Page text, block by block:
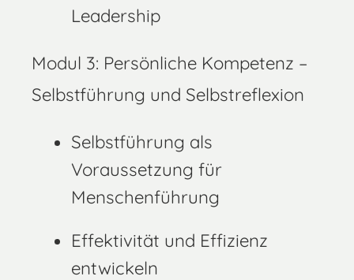
Leadership
Modul 3: Persönliche Kompetenz –
Selbstführung und Selbstreflexion
Selbstführung als
Voraussetzung für
Menschenführung
Effektivität und Effizienz
entwickeln